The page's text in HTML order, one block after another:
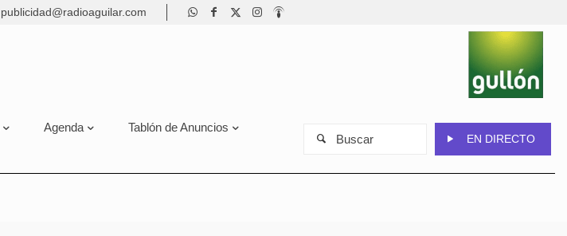
publicidad@radioaguilar.com
Agenda Tablón de Anuncios
EN DIRECTO